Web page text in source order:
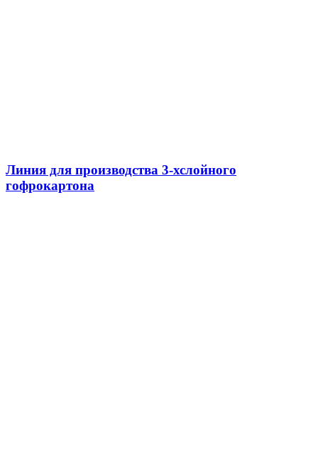
Линия для производства 3-хслойного
гофрокартона